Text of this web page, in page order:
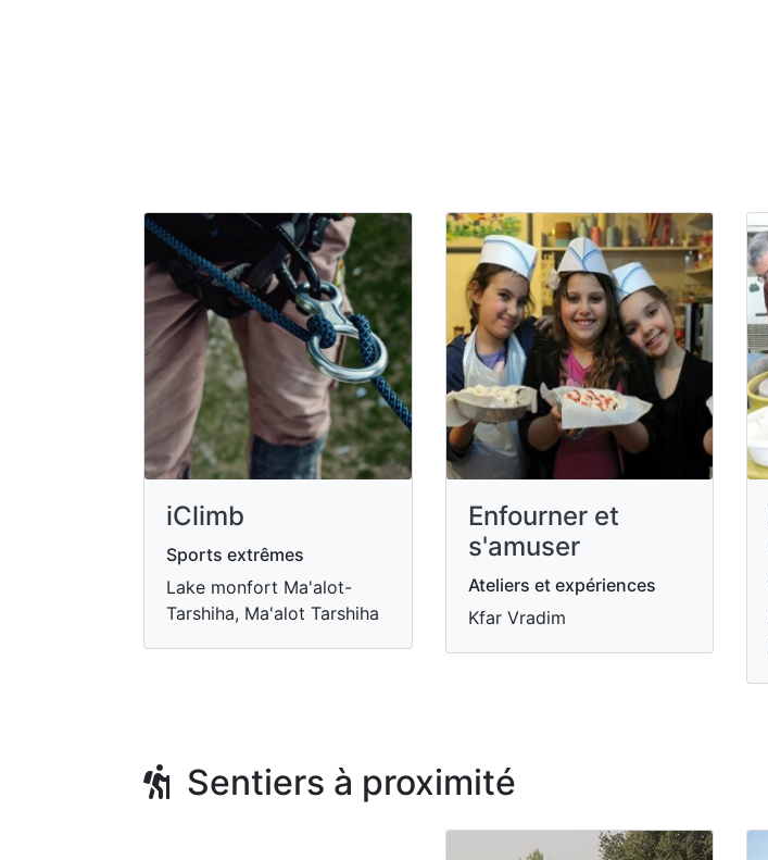
iClimb
Sports extrêmes
Lake monfort Ma'alot-
Tarshiha, Ma'alot Tarshiha
Enfourner et
s'amuser
Ateliers et expériences
Kfar Vradim
Sentiers à proximité